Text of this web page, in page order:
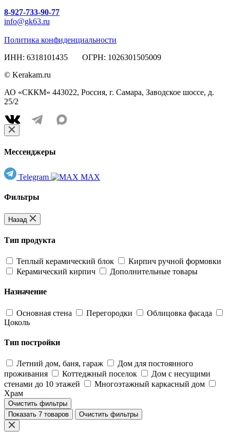
8-927-733-90-77
info@gk63.ru
Политика конфиденциальности
ИНН: 6318101435 ОГРН: 1026301505009
© Kerakam.ru
АО «СККМ» 443022, Россия, г. Самара, Заводское шоссе, д.
25/2
Мессенджеры
Telegram MAX
Фильтры
Назад
Тип продукта
Теплый керамический блок
Кирпич ручной формовки
Керамический кирпич
Дополнительные товары
Назначение
Основная стена Перегородки
Облицовка фасада
Цоколь
Тип постройки
Летний дом, баня, гараж
Дом для постоянного
проживания
Коттеджный поселок
Дом с несущими
стенами до 10 этажей
Многоэтажный каркасный дом
Храм
Очистить фильтры
Показать 7 товаров
Очистить фильтры